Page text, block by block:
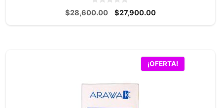
0
d
$28,600.00
El
$27,900.00El
¡OFERTA!